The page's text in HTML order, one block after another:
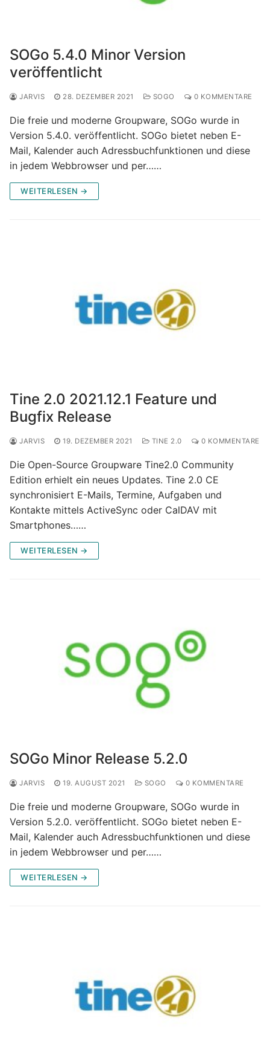
SOGo 5.4.0 Minor Version
veröffentlicht
JARVIS 28. DEZEMBER 2021 SOGO 0 KOMMENTARE
Die freie und moderne Groupware, SOGo wurde in
Version 5.4.0. veröffentlicht. SOGo bietet neben E-
Mail, Kalender auch Adressbuchfunktionen und diese
in jedem Webbrowser und per……
WEITERLESEN →
Tine 2.0 2021.12.1 Feature und
Bugfix Release
JARVIS 19. DEZEMBER 2021 TINE 2.0 0 KOMMENTARE
Die Open-Source Groupware Tine2.0 Community
Edition erhielt ein neues Updates. Tine 2.0 CE
synchronisiert E-Mails, Termine, Aufgaben und
Kontakte mittels ActiveSync oder CalDAV mit
Smartphones……
WEITERLESEN →
SOGo Minor Release 5.2.0
JARVIS 19. AUGUST 2021 SOGO 0 KOMMENTARE
Die freie und moderne Groupware, SOGo wurde in
Version 5.2.0. veröffentlicht. SOGo bietet neben E-
Mail, Kalender auch Adressbuchfunktionen und diese
in jedem Webbrowser und per……
WEITERLESEN →